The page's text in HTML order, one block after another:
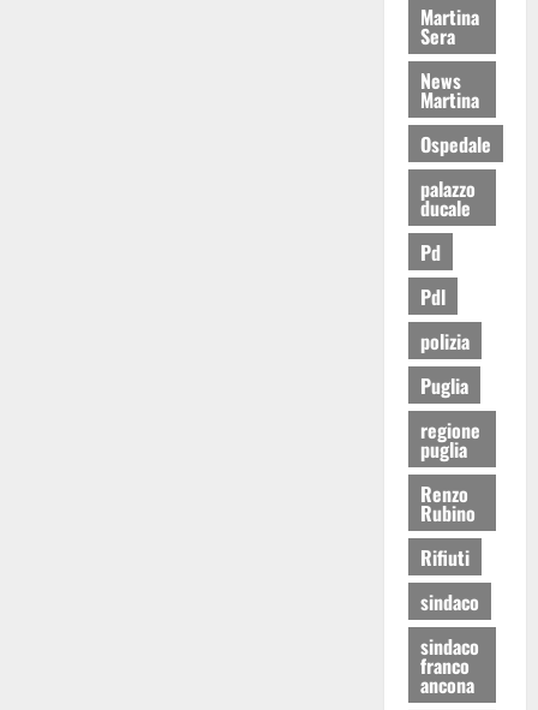
Martina
Sera
News
Martina
Ospedale
palazzo
ducale
Pd
Pdl
polizia
Puglia
regione
puglia
Renzo
Rubino
Rifiuti
sindaco
sindaco
franco
ancona